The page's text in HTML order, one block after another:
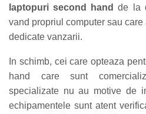
laptopuri second hand de la
vand propriul computer sau
dedicate vanzarii.
In schimb, cei care opteaza
hand care sunt
specializate nu au motive de
echipamentele sunt atent